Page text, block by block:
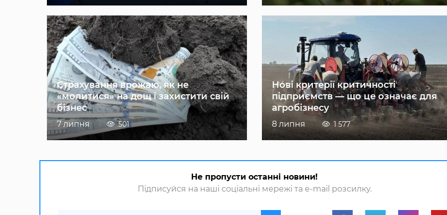
Страхування врожаю, як не
«молитися» на дощ і захистити свій
бізнес
7 липня 501
Нові критерії критичності
підприємств — що це означає для
агробізнесу
8 липня 1 577
Не пропусти останні новини!
Підписуйся на наші соціальні мережі та e-mail розсилку.